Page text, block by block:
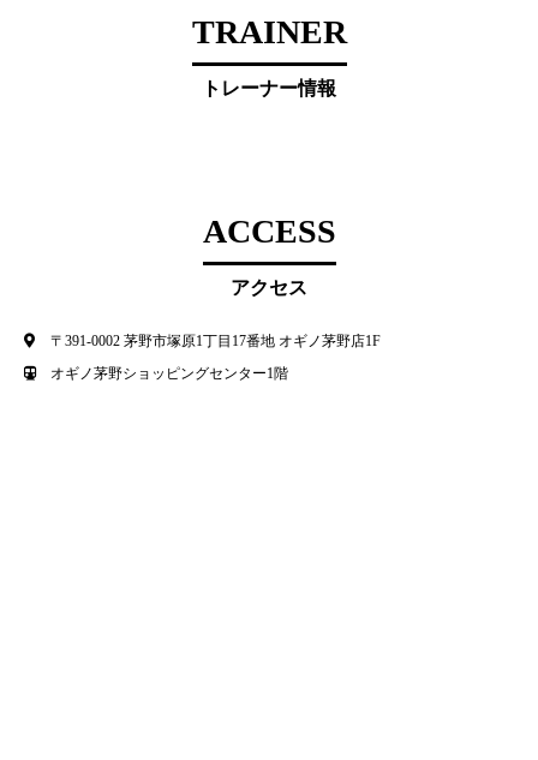
TRAINER
トレーナー情報
ACCESS
アクセス
〒391-0002 茅野市塚原1丁目17番地 オギノ茅野店1F
オギノ茅野ショッピングセンター1階